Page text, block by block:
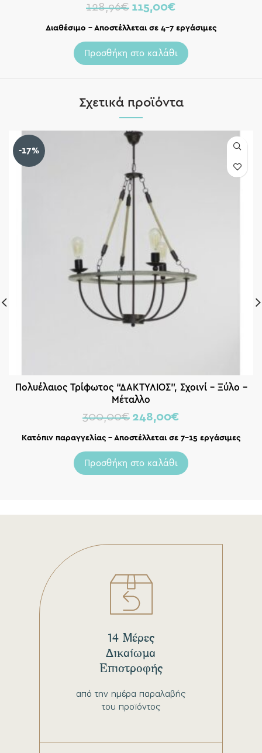
128,96€ 115,00€
Διαθέσιμο – Αποστέλλεται σε 4-7 εργάσιμες
Προσθήκη στο καλάθι
Σχετικά προϊόντα
-17%
Πολυέλαιος Τρίφωτος “ΔΑΚΤΥΛΙΟΣ”, Σχοινί – Ξύλο –
Μέταλλο
300,00€ 248,00€
Κατόπιν παραγγελίας – Αποστέλλεται σε 7-15 εργάσιμες
Προσθήκη στο καλάθι
από την ημέρα παραλαβής
του προϊόντος
14 Μέρες
Δικαίωμα
Επιστροφής